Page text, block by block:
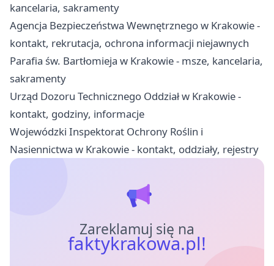
kancelaria, sakramenty
Agencja Bezpieczeństwa Wewnętrznego w Krakowie -
kontakt, rekrutacja, ochrona informacji niejawnych
Parafia św. Bartłomieja w Krakowie - msze, kancelaria,
sakramenty
Urząd Dozoru Technicznego Oddział w Krakowie -
kontakt, godziny, informacje
Wojewódzki Inspektorat Ochrony Roślin i
Nasiennictwa w Krakowie - kontakt, oddziały, rejestry
Zareklamuj się na
faktykrakowa.pl!